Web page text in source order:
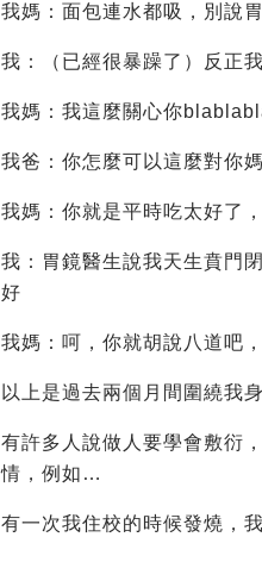
我媽：面包連水都吸，別說
我：（已經很暴躁了）反正
我媽：我這麼關心你
我爸：你怎麼可以這麼對你
我媽：你就是平時吃太好了
我：胃鏡醫生說我天生賁門
好
我媽：呵，你就胡說八道吧
以上是過去兩個月間圍繞我
有許多人說做人要學會敷衍
情，例如…
有一次我住校的時候發燒，